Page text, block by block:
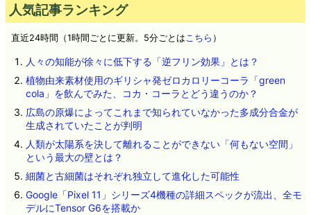
人気記事ランキング
直近24時間（1時間ごとに更新。5分ごとは こちら ）
人々の知能が徐々に低下する「逆フリン効果」とは？
植物由来素材使用のギリシャ発ゼロカロリーコーラ「green
cola」を飲んでみた、コカ・コーラとどう違うのか？
広島の原爆によってこれまで知られていなかった多成分合金が
生成されていたことが判明
人類が太陽系を決して離れることができない「何もない空間」
という最大の壁とは？
細菌と古細菌はそれぞれ独立して進化した可能性
Google「Pixel 11」シリーズ4機種の詳細スペックが流出、全モ
デルにTensor G6を搭載か